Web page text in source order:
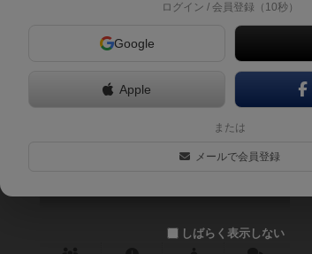
6.1
ログイン / 会員登録（10秒）
Google
Apple
または
メールで会員登録
しばらく表示しない